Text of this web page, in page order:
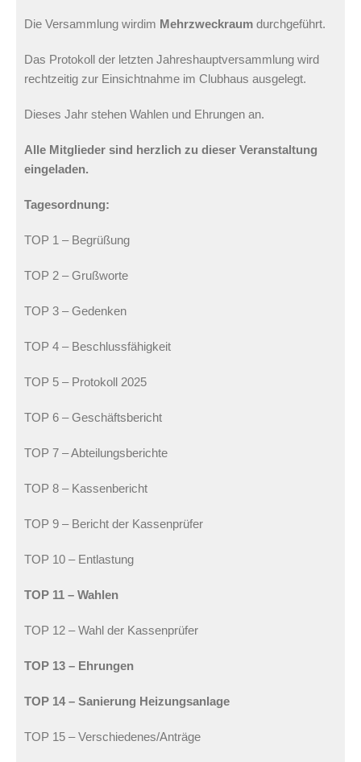
Die Versammlung wirdim Mehrzweckraum durchgeführt.
Das Protokoll der letzten Jahreshauptversammlung wird
rechtzeitig zur Einsichtnahme im Clubhaus ausgelegt.
Dieses Jahr stehen Wahlen und Ehrungen an.
Alle Mitglieder sind herzlich zu dieser Veranstaltung
eingeladen.
Tagesordnung:
TOP 1 – Begrüßung
TOP 2 – Grußworte
TOP 3 – Gedenken
TOP 4 – Beschlussfähigkeit
TOP 5 – Protokoll 2025
TOP 6 – Geschäftsbericht
TOP 7 – Abteilungsberichte
TOP 8 – Kassenbericht
TOP 9 – Bericht der Kassenprüfer
TOP 10 – Entlastung
TOP 11 – Wahlen
TOP 12 – Wahl der Kassenprüfer
TOP 13 – Ehrungen
TOP 14 – Sanierung Heizungsanlage
TOP 15 – Verschiedenes/Anträge